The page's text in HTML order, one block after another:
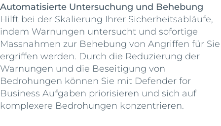
Automatisierte Untersuchung und Behebung
Hilft bei der Skalierung Ihrer Sicherheitsabläufe,
indem Warnungen untersucht und sofortige
Massnahmen zur Behebung von Angriffen für Sie
ergriffen werden. Durch die Reduzierung der
Warnungen und die Beseitigung von
Bedrohungen können Sie mit Defender for
Business Aufgaben priorisieren und sich auf
komplexere Bedrohungen konzentrieren.